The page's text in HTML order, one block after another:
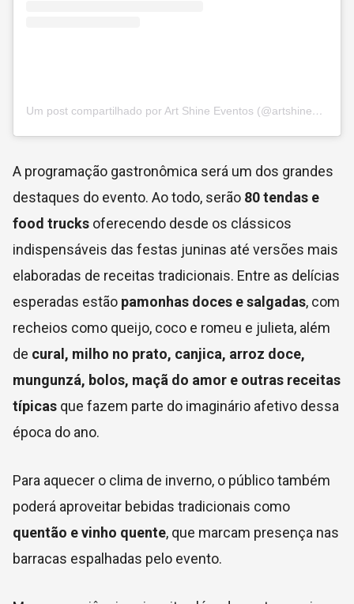
Um post compartilhado por Art Shine Eventos (@artshineeventos)
A programação gastronômica será um dos grandes
destaques do evento. Ao todo, serão 80 tendas e
food trucks oferecendo desde os clássicos
indispensáveis das festas juninas até versões mais
elaboradas de receitas tradicionais. Entre as delícias
esperadas estão pamonhas doces e salgadas, com
recheios como queijo, coco e romeu e julieta, além
de cural, milho no prato, canjica, arroz doce,
mungunzá, bolos, maçã do amor e outras receitas
típicas que fazem parte do imaginário afetivo dessa
época do ano.
Para aquecer o clima de inverno, o público também
poderá aproveitar bebidas tradicionais como
quentão e vinho quente, que marcam presença nas
barracas espalhadas pelo evento.